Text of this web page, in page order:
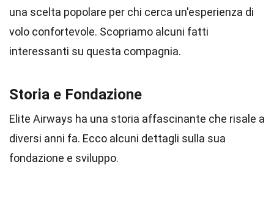
una scelta popolare per chi cerca un'esperienza di
volo confortevole. Scopriamo alcuni fatti
interessanti su questa compagnia.
Storia e Fondazione
Elite Airways ha una storia affascinante che risale a
diversi anni fa. Ecco alcuni dettagli sulla sua
fondazione e sviluppo.